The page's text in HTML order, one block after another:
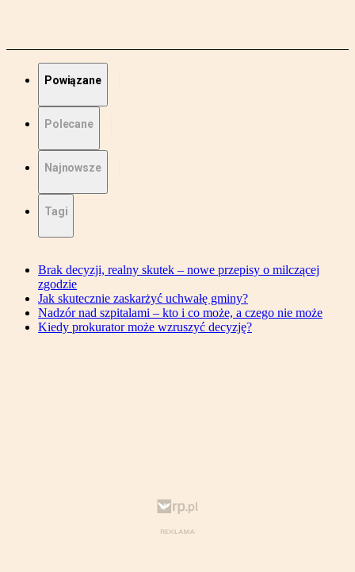
Powiązane
Polecane
Najnowsze
Tagi
Brak decyzji, realny skutek – nowe przepisy o milczącej
zgodzie
Jak skutecznie zaskarżyć uchwałę gminy?
Nadzór nad szpitalami – kto i co może, a czego nie może
Kiedy prokurator może wzruszyć decyzję?